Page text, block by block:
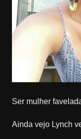
Ser mulher
Ainda vejo Lynch